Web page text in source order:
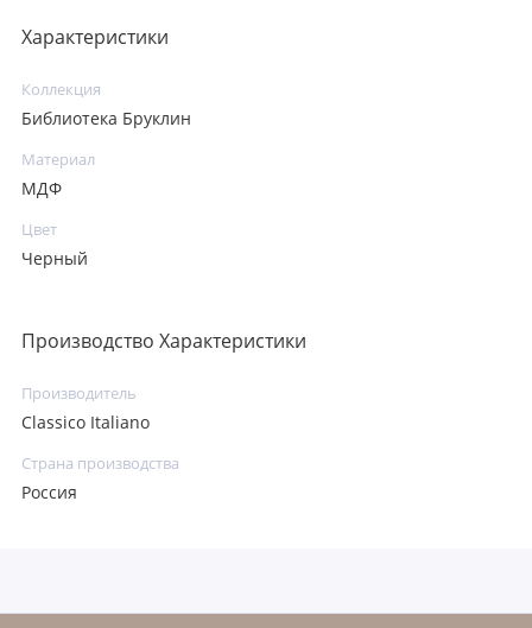
Характеристики
Коллекция
Библиотека Бруклин
Материал
МДФ
Цвет
Черный
Производство Характеристики
Производитель
Classico Italiano
Страна производства
Россия